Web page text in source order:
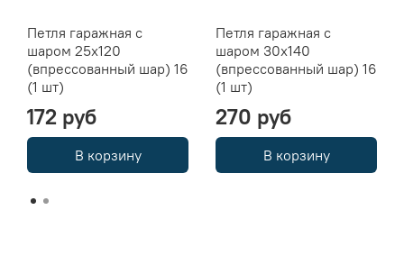
Петля гаражная с
шаром 25х120
(впрессованный шар) 16
(1 шт)
172 руб
В корзину
Петля гаражная с
шаром 30х140
(впрессованный шар) 16
(1 шт)
270 руб
В корзину